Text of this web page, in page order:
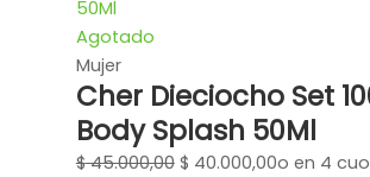
Agotado
Mujer
Cher Dieciocho Set
Body Splash 50Ml
$45.000,00 $ 40.000,00o en 4